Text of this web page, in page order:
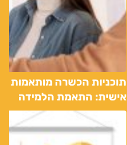
תוכניות הכשרה מותאמות
אישית: התאמת הלמידה
לצרכי העובד האישיים